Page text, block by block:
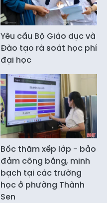
Yêu cầu Bộ Giáo dục và
Đào tạo rà soát học phí
đại học
Bốc thăm xếp lớp - bảo
đảm công bằng, minh
bạch tại các trường
học ở phường Thành
Sen